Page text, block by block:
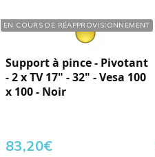
EN COURS DE RÉAPPROVISIONNEMENT
Réf. : 281104
Support à pince - Pivotant
- 2 x TV 17" - 32" - Vesa 100
x 100 - Noir
83,20€